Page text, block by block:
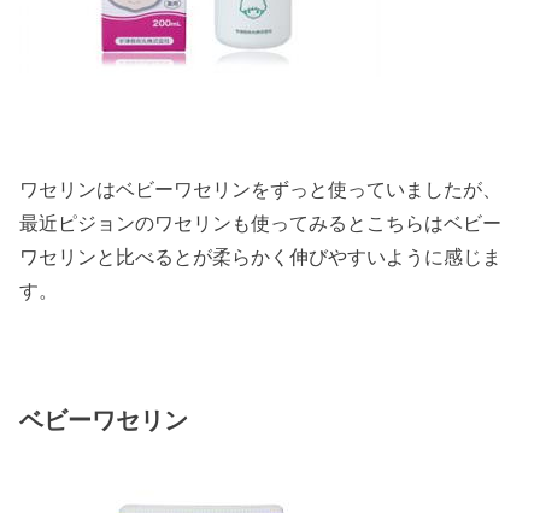
ワセリンはベビーワセリンをずっと使っていましたが、
最近ピジョンのワセリンも使ってみるとこちらはベビー
ワセリンと比べるとが柔らかく伸びやすいように感じま
す。
ベビーワセリン